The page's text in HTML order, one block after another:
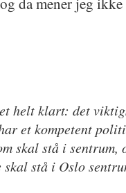
helt klart: det
et kompetent
skal stå i sentrum,
skal stå i Oslo